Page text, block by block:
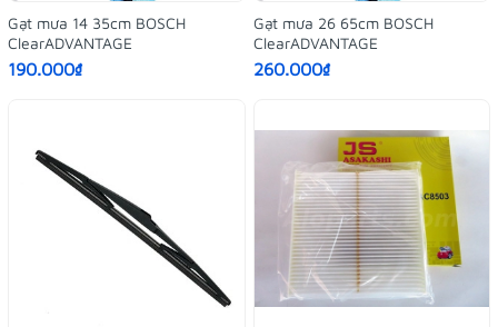
Gạt mưa 14 35cm BOSCH
ClearADVANTAGE
190.000₫
Gạt mưa 26 65cm BOSCH
ClearADVANTAGE
260.000₫